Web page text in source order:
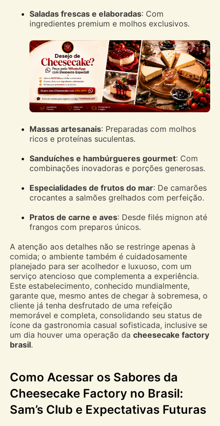
Saladas frescas e elaboradas: Com
ingredientes premium e molhos exclusivos.
Massas artesanais: Preparadas com molhos
ricos e proteínas suculentas.
Sanduíches e hambúrgueres gourmet: Com
combinações inovadoras e porções generosas.
Especialidades de frutos do mar: De camarões
crocantes a salmões grelhados com perfeição.
Pratos de carne e aves: Desde filés mignon até
frangos com preparos únicos.
A atenção aos detalhes não se restringe apenas à
comida; o ambiente também é cuidadosamente
planejado para ser acolhedor e luxuoso, com um
serviço atencioso que complementa a experiência.
Este estabelecimento, conhecido mundialmente,
garante que, mesmo antes de chegar à sobremesa, o
cliente já tenha desfrutado de uma refeição
memorável e completa, consolidando seu status de
ícone da gastronomia casual sofisticada, inclusive se
um dia houver uma operação da cheesecake factory
brasil.
Como Acessar os Sabores da
Cheesecake Factory no Brasil:
Sam’s Club e Expectativas Futuras